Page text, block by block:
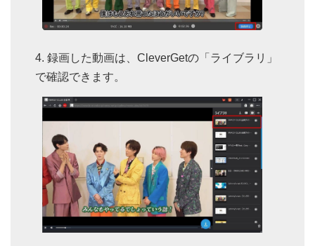
録画した動画は、CleverGetの「ライブラリ」
で確認できます。